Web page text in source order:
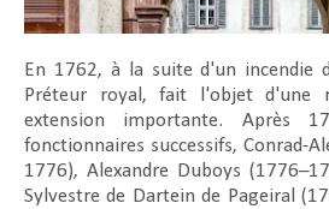
En 1762, à la suite d'un incendie
Préteur royal, fait l'objet d'une
extension importante. Après
fonctionnaires successifs, Conrad-
1776), Alexandre Duboys
Sylvestre de Dartein de Pageiral